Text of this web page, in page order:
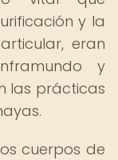
y la
eran
y
las prácticas
cuerpos de